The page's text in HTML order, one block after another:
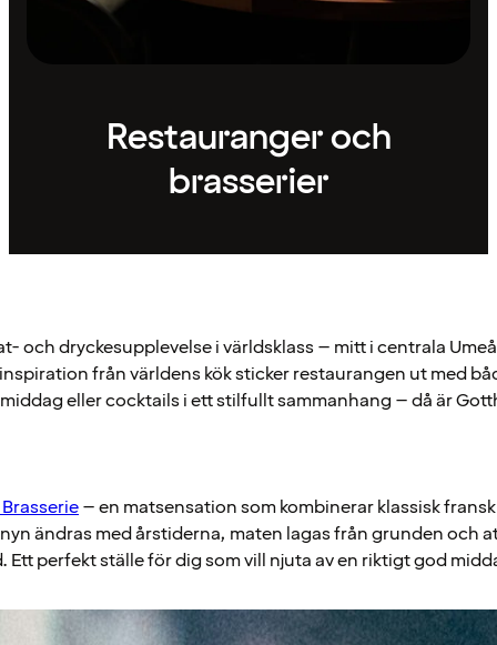
Restauranger och
brasserier
och dryckesupplevelse i världsklass – mitt i centrala
från världens kök sticker restaurangen ut med
eller cocktails i ett stilfullt sammanhang – då är
Brasserie– en matsensation som kombinerar klassisk
ändras med årstiderna, maten lagas från grunden och
Ett perfekt ställe för dig som vill njuta av en riktigt god